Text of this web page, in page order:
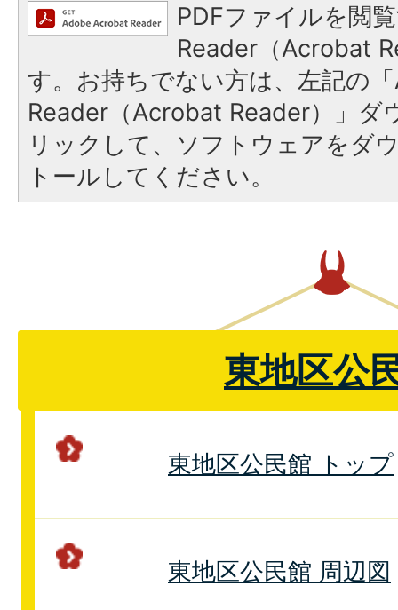
PDFファイルを閲
Reader（Acrobat
す。お持ちでない方は、左記の
Reader（Acrobat Reader）」ダ
リックして、ソフトウェアをダ
トールしてください。
東地区公
東地区公民館 トップ
東地区公民館 周辺図